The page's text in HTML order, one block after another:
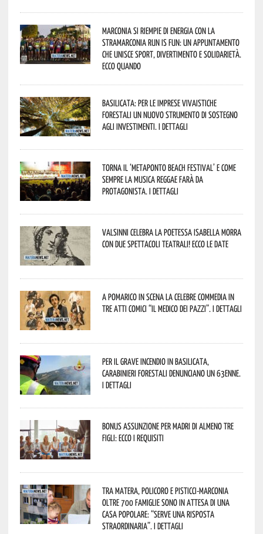
Marconia si riempie di energia con la
StraMarconia Run is Fun: un appuntamento
che unisce sport, divertimento e solidarietà.
Ecco quando
Basilicata: per le imprese vivaistiche
forestali un nuovo strumento di sostegno
agli investimenti. I dettagli
Torna il ‘Metaponto beach festival’ e come
sempre la musica reggae farà da
protagonista. I dettagli
Valsinni celebra la poetessa Isabella Morra
con due spettacoli teatrali! Ecco le date
A Pomarico in scena la celebre commedia in
tre atti comici “Il medico dei pazzi”. I dettagli
Per il grave incendio in Basilicata,
Carabinieri forestali denunciano un 63enne.
I dettagli
Bonus assunzione per madri di almeno tre
figli: ecco i requisiti
Tra Matera, Policoro e Pisticci-Marconia
oltre 700 famiglie sono in attesa di una
casa popolare: “serve una risposta
straordinaria”. I dettagli